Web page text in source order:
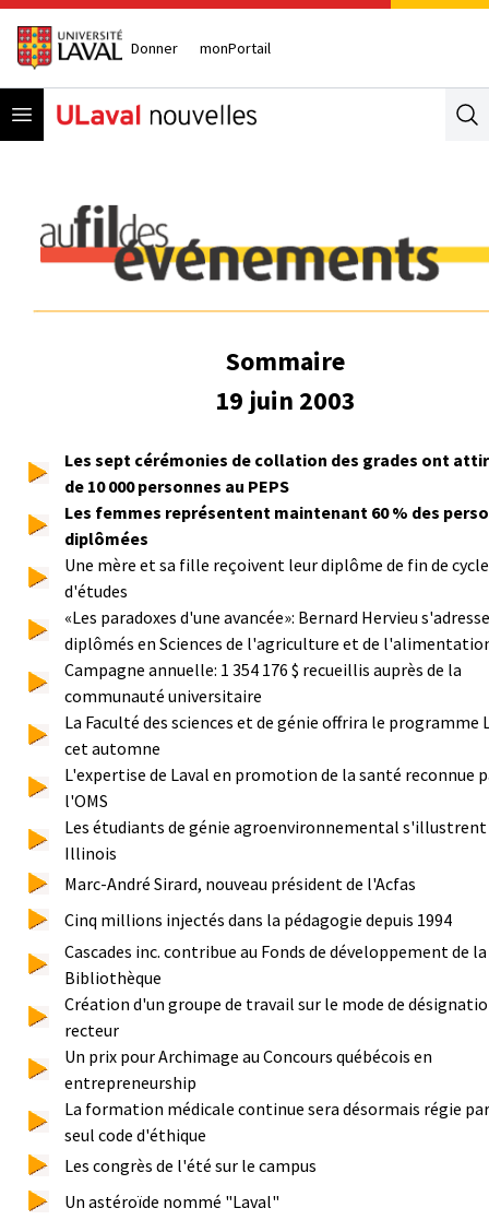
Donner monPortail
Open menu
Sommaire
19 juin 2003
Les sept cérémonies de collation des grades ont
de 10 000 personnes au PEPS
Les femmes représentent maintenant 60 % des
diplômées
Une mère et sa fille reçoivent leur diplôme de fin de cycle
d'études
«Les paradoxes d'une avancée»: Bernard Hervieu
diplômés en Sciences de l'agriculture et de
Campagne annuelle: 1 354 176 $ recueillis auprès de la
communauté universitaire
La Faculté des sciences et de génie offrira le programme
cet automne
L'expertise de Laval en promotion de la santé reconnue
l'OMS
Les étudiants de génie agroenvironnemental s'illustrent
Illinois
Marc-André Sirard, nouveau président de l'Acfas
Cinq millions injectés dans la pédagogie depuis 1994
Cascades inc. contribue au Fonds de développement de la
Bibliothèque
Création d'un groupe de travail sur le mode de
recteur
Un prix pour Archimage au Concours québécois en
entrepreneurship
La formation médicale continue sera désormais régie
seul code d'éthique
Les congrès de l'été sur le campus
Un astéroïde nommé "Laval"